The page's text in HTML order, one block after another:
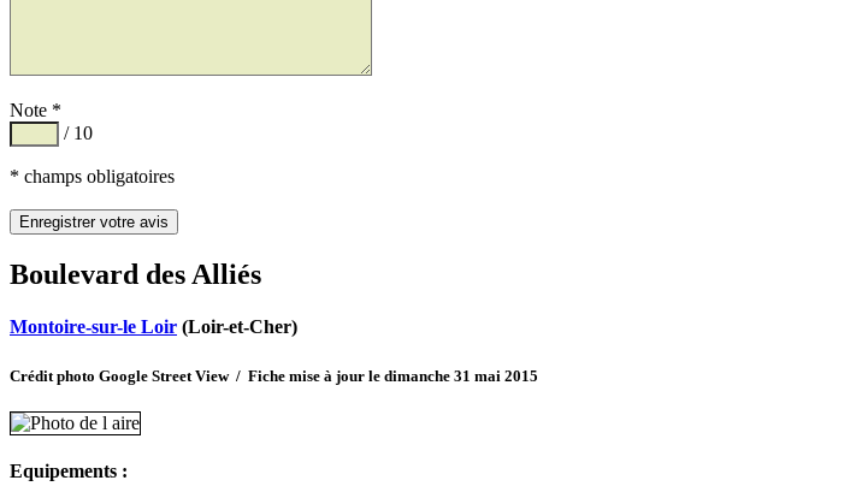
Note *
/ 10
* champs obligatoires
Boulevard des Alliés
Montoire-sur-le Loir (Loir-et-Cher)
Crédit photo Google Street View / Fiche mise à jour le dimanche 31 mai 2015
Equipements :